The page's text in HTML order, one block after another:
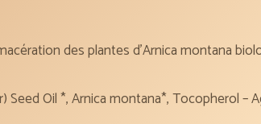
des plantes d’Arnica montana
Seed Oil *, Arnica montana*, Tocopherol –